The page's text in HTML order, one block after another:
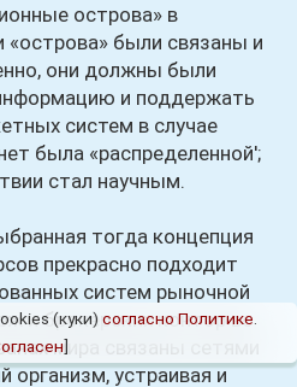
острова» в
были связаны и
они должны были
и поддержать
систем в случае
была «распределенной';
стал научным.
тогда концепция
прекрасно подходит
систем рыночной
и брокерских контор во
мира связаны сетями
организм, устраивая и
(куки) согласно Политике
]